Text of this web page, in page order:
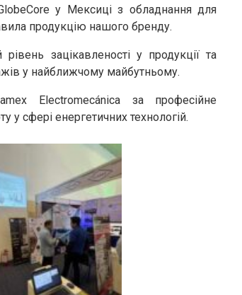
у Мексиці з обладнання для
продукцію нашого бренду.
зацікавленості у продукції та
у найближчому майбутньому.
Electromecánica за професійне
у сфері енергетичних технологій.